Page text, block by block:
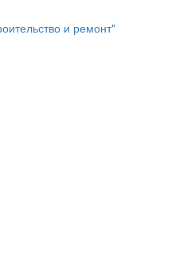
и ремонт"